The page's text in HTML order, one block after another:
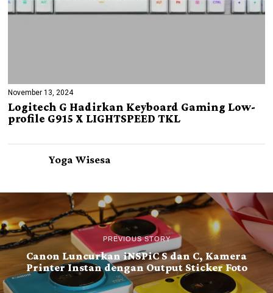
November 13, 2024
Logitech G Hadirkan Keyboard Gaming Low-
profile G915 X LIGHTSPEED TKL
Yoga Wisesa
PREVIOUS STORY
Canon Luncurkan iNSPiC S dan C, Kamera
Printer Instan dengan Output Sticker Foto